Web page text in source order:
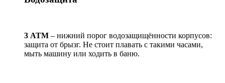
3 АТМ – нижний порог водозащищённости корпусов:
защита от брызг. Не стоит плавать с такими часами,
мыть машину или ходить в баню.